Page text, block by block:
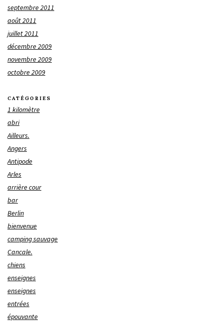
septembre 2011
août 2011
juillet 2011
décembre 2009
novembre 2009
octobre 2009
CATÉGORIES
1 kilomètre
abri
Ailleurs.
Angers
Antipode
Arles
arrière cour
bar
Berlin
bienvenue
camping sauvage
Cancale.
chiens
enseignes
enseignes
entrées
épouvante